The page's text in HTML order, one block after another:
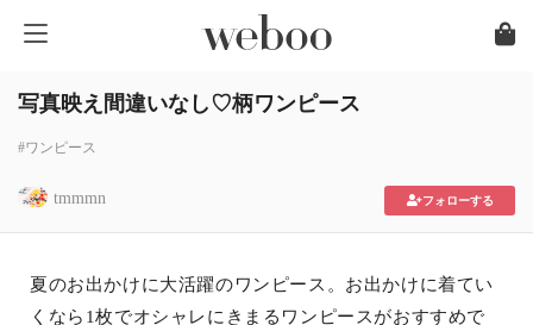
写真映え間違いなし♡柄ワンピース
#ワンピース
tmmmn フォローする
夏のお出かけに大活躍のワンピース。お出かけに着てい
くなら1枚でオシャレにきまるワンピースがおすすめで